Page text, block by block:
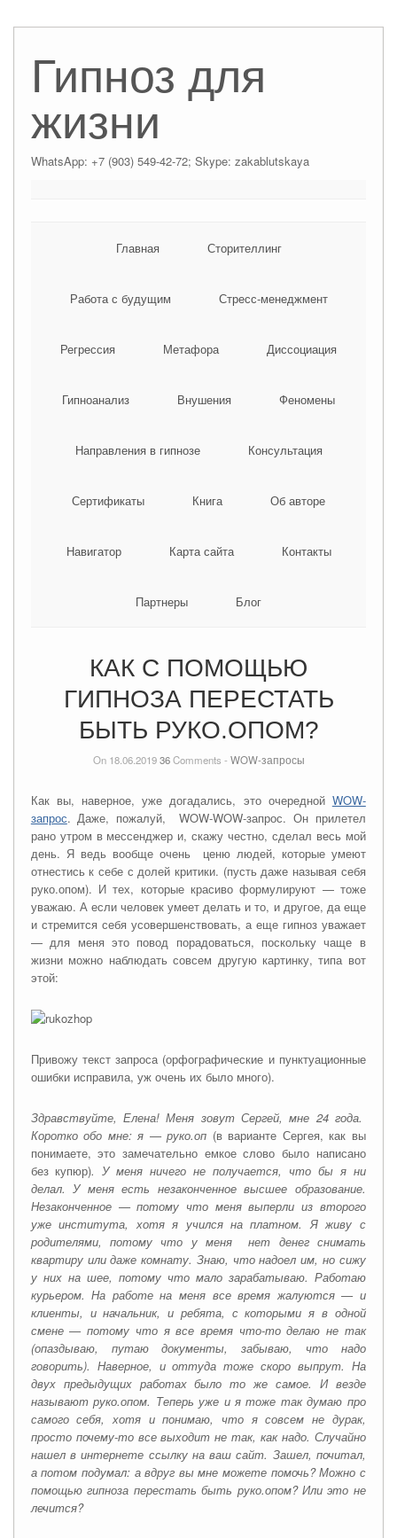
Гипноз для
жизни
WhatsApp: +7 (903) 549-42-72; Skype: zakablutskaya
Главная Сторителлинг
Работа с будущим Стресс-менеджмент
Регрессия Метафора Диссоциация
Гипноанализ Внушения Феномены
Направления в гипнозе Консультация
Сертификаты Книга Об авторе
Навигатор Карта сайта Контакты
Партнеры Блог
КАК С ПОМОЩЬЮ
ГИПНОЗА ПЕРЕСТАТЬ
БЫТЬ РУКО.ОПОМ?
On 18.06.201936Comments - WOW-запросы
Как вы, наверное, уже догадались, это очередной WOW-
запрос. Даже, пожалуй, WOW-WOW-запрос. Он прилетел
рано утром в мессенджер и, скажу честно, сделал весь мой
день. Я ведь вообще очень ценю людей, которые умеют
отнестись к себе с долей критики. (пусть даже называя себя
руко.опом). И тех, которые красиво формулируют — тоже
уважаю. А если человек умеет делать и то, и другое, да еще
и стремится себя усовершенствовать, а еще гипноз уважает
— для меня это повод порадоваться, поскольку чаще в
жизни можно наблюдать совсем другую картинку, типа вот
этой:
Привожу текст запроса (орфографические и пунктуационные
ошибки исправила, уж очень их было много).
Здравствуйте, Елена! Меня зовут Сергей, мне 24 года.
Коротко обо мне: я — руко.оп (в варианте Сергея, как вы
понимаете, это замечательно емкое слово было написано
без купюр). У меня ничего не получается, что бы я ни
делал. У меня есть незаконченное высшее образование.
Незаконченное — потому что меня выперли из второго
уже института, хотя я учился на платном. Я живу с
родителями, потому что у меня нет денег снимать
квартиру или даже комнату. Знаю, что надоел им, но сижу
у них на шее, потому что мало зарабатываю. Работаю
курьером. На работе на меня все время жалуются — и
клиенты, и начальник, и ребята, с которыми я в одной
смене — потому что я все время что-то делаю не так
(опаздываю, путаю документы, забываю, что надо
говорить). Наверное, и оттуда тоже скоро выпрут. На
двух предыдущих работах было то же самое. И везде
называют руко.опом. Теперь уже и я тоже так думаю про
самого себя, хотя и понимаю, что я совсем не дурак,
просто почему-то все выходит не так, как надо. Случайно
нашел в интернете ссылку на ваш сайт. Зашел, почитал,
а потом подумал: а вдруг вы мне можете помочь? Можно с
помощью гипноза перестать быть руко.опом? Или это не
лечится?